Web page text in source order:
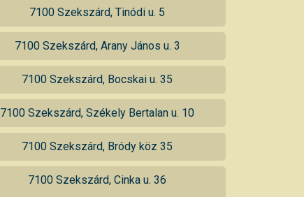
7100 Szekszárd, Tinódi u. 5
7100 Szekszárd, Arany János u. 3
7100 Szekszárd, Bocskai u. 35
7100 Szekszárd, Székely Bertalan u. 10
7100 Szekszárd, Bródy köz 35
7100 Szekszárd, Cinka u. 36